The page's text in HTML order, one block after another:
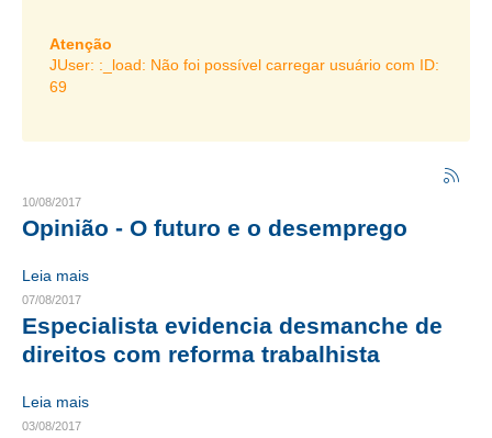
LIVRO GESTÃO 2026-2029
SUBSEDES SINDICAIS
CRESCE BRASIL
HISTÓRICO E ATUAÇÃO
COMPOSIÇÃO
CONSELHOS ASSESSORES
Atenção
JUser: :_load: Não foi possível carregar usuário com ID:
69
10/08/2017
Opinião - O futuro e o desemprego
Leia mais
07/08/2017
Especialista evidencia desmanche de
direitos com reforma trabalhista
Leia mais
03/08/2017